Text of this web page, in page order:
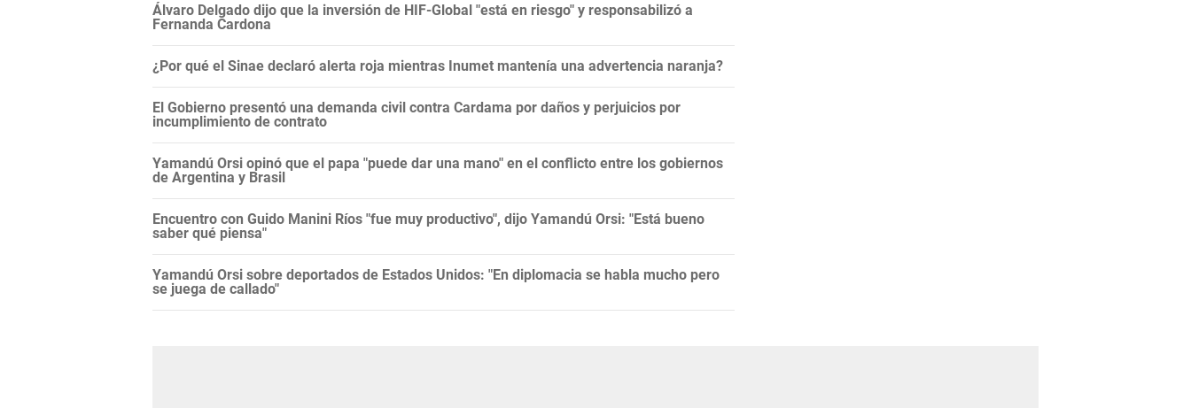
Álvaro Delgado dijo que la inversión de HIF-Global "está en riesgo" y responsabilizó a
Fernanda Cardona
¿Por qué el Sinae declaró alerta roja mientras Inumet mantenía una advertencia naranja?
El Gobierno presentó una demanda civil contra Cardama por daños y perjuicios por
incumplimiento de contrato
Yamandú Orsi opinó que el papa "puede dar una mano" en el conflicto entre los gobiernos
de Argentina y Brasil
Encuentro con Guido Manini Ríos "fue muy productivo", dijo Yamandú Orsi: "Está bueno
saber qué piensa"
Yamandú Orsi sobre deportados de Estados Unidos: "En diplomacia se habla mucho pero
se juega de callado"